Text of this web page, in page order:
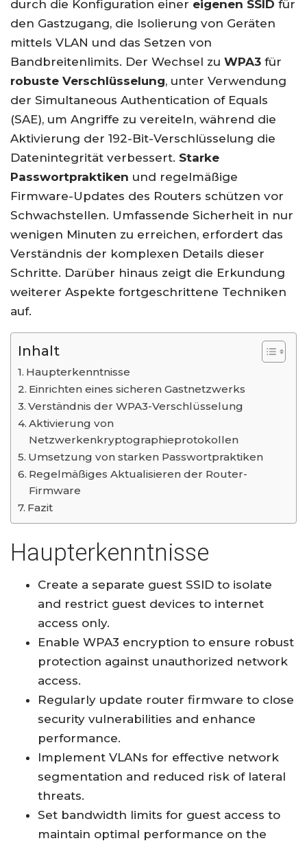
durch die Konfiguration einer eigenen SSID für
den Gastzugang, die Isolierung von Geräten
mittels VLAN und das Setzen von
Bandbreitenlimits. Der Wechsel zu WPA3 für
robuste Verschlüsselung, unter Verwendung
der Simultaneous Authentication of Equals
(SAE), um Angriffe zu vereiteln, während die
Aktivierung der 192-Bit-Verschlüsselung die
Datenintegrität verbessert. Starke
Passwortpraktiken und regelmäßige
Firmware-Updates des Routers schützen vor
Schwachstellen. Umfassende Sicherheit in nur
wenigen Minuten zu erreichen, erfordert das
Verständnis der komplexen Details dieser
Schritte. Darüber hinaus zeigt die Erkundung
weiterer Aspekte fortgeschrittene Techniken
auf.
Inhalt
Haupterkenntnisse
Einrichten eines sicheren Gastnetzwerks
Verständnis der WPA3-Verschlüsselung
Aktivierung von
Netzwerkenkryptographieprotokollen
Umsetzung von starken Passwortpraktiken
Regelmäßiges Aktualisieren der Router-
Firmware
Fazit
Haupterkenntnisse
Create a separate guest SSID to isolate
and restrict guest devices to internet
access only.
Enable WPA3 encryption to ensure robust
protection against unauthorized network
access.
Regularly update router firmware to close
security vulnerabilities and enhance
performance.
Implement VLANs for effective network
segmentation and reduced risk of lateral
threats.
Set bandwidth limits for guest access to
maintain optimal performance on the